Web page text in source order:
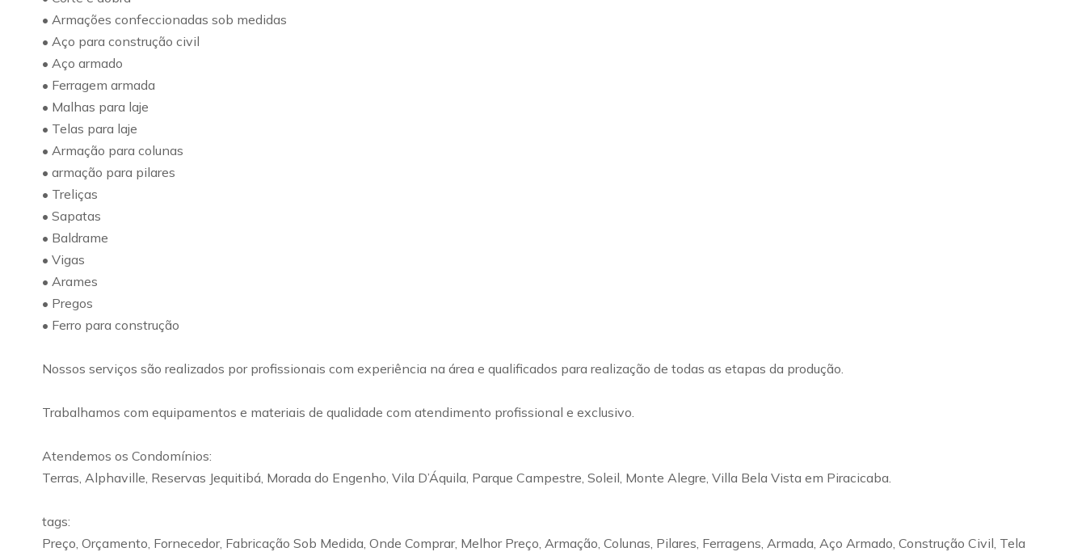
• Armações confeccionadas sob medidas
• Aço para construção civil
• Aço armado
• Ferragem armada
• Malhas para laje
• Telas para laje
• Armação para colunas
• armação para pilares
• Treliças
• Sapatas
• Baldrame
• Vigas
• Arames
• Pregos
• Ferro para construção
Nossos serviços são realizados por profissionais com experiência na área e qualificados para realização de todas as etapas da produção.
Trabalhamos com equipamentos e materiais de qualidade com atendimento profissional e exclusivo.
Atendemos os Condomínios:
Terras, Alphaville, Reservas Jequitibá, Morada do Engenho, Vila D’Áquila, Parque Campestre, Soleil, Monte Alegre, Villa Bela Vista em Piracicaba.
tags:
Preço, Orçamento, Fornecedor, Fabricação Sob Medida, Onde Comprar, Melhor Preço, Armação, Colunas, Pilares, Ferragens, Armada, Aço Armado, Construção Civil, Tela